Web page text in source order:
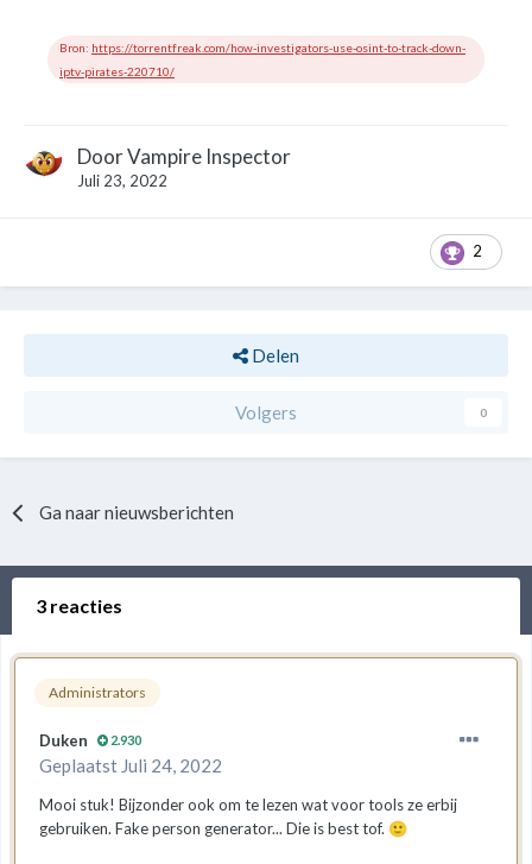
Bron: https://torrentfreak.com/how-investigators-use-osint-to-track-down-
iptv-pirates-220710/
DoorVampire Inspector
Juli 23, 2022
2
Delen
Volgers 0
Ga naar nieuwsberichten
3 reacties
Administrators
Duken 2.930
Geplaatst Juli 24, 2022
Mooi stuk! Bijzonder ook om te lezen wat voor tools ze erbij
gebruiken. Fake person generator... Die is best tof. 🙂